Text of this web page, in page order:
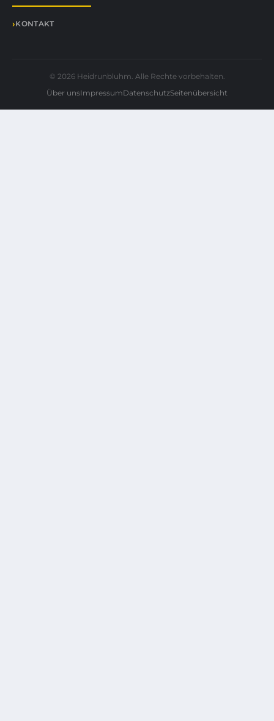
KONTAKT
© 2026 Heidrunbluhm. Alle Rechte vorbehalten.
Über unsImpressumDatenschutzSeitenübersicht